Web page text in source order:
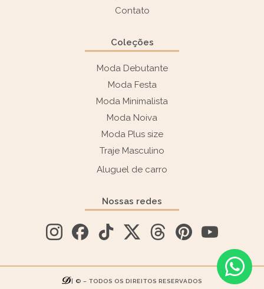
Contato
Coleções
Moda Debutante
Moda Festa
Moda Minimalista
Moda Noiva
Moda Plus size
Traje Masculino
Aluguel de carro
Nossas redes
| © – TODOS OS DIREITOS RESERVADOS